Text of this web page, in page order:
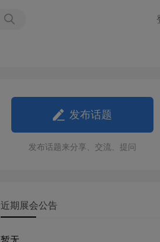
发布话题
发布话题来分享、交流、提问
近期展会公告
暂无